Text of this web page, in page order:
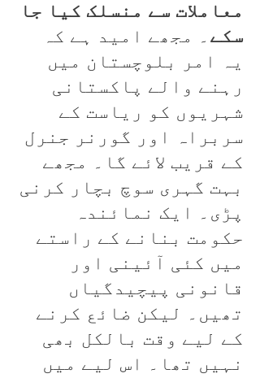
معاملات سے منسلک کیا جا
سکے ۔ مجھے امید ہے کہ
یہ امر بلوچستان میں
رہنے والے پاکستانی
شہریوں کو ریاست کے
سربراہ اور گورنر جنرل
کے قریب لائے گا۔ مجھے
بہت گہری سوچ بچار کرنی
پڑی۔ ایک نمائندہ
حکومت بنانے کے راستے
میں کئی آئینی اور
قانونی پیچیدگیاں
تھیں۔ لیکن ضائع کرنے
کے لیے وقت بالکل بھی
نہیں تھا۔ اس لیے میں